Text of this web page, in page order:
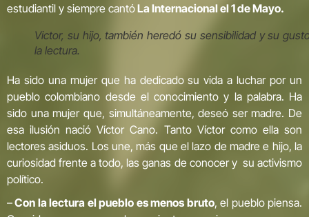
estudiantil y siempre cantóLa Internacional el 1 de Mayo.
Victor, su hijo, también heredó su sensibilidad y su
la lectura.
Ha sido una mujer que ha dedicado su vida a luchar por un
pueblo colombiano desde el conocimiento y la palabra. Ha
sido una mujer que, simultáneamente, deseó ser madre. De
esa ilusión nació Víctor Cano. Tanto Víctor como ella son
lectores asiduos. Los une, más que el lazo de madre e hijo, la
curiosidad frente a todo, las ganas de conocer y su activismo
político.
–Con la lectura el pueblo es menos bruto, el pueblo piensa.